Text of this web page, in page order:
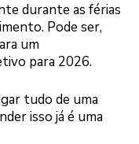
durante as férias
Pode ser,
um
para 2026.
tudo de uma
isso já é uma